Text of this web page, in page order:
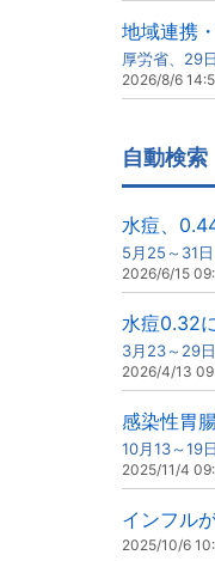
地域連携
厚労省、29
2026/8/6
自動検索
水痘、
5月25～31日
2026/6/15
水痘0.32
3月23～29日
2026/4/13
感染性胃
10月13～19日
2025/11/4
インフル
2025/10/6